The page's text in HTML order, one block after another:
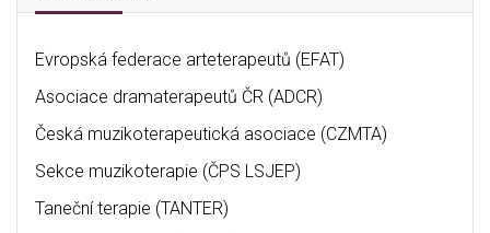
Evropská federace arteterapeutů (EFAT)
Asociace dramaterapeutů ČR (ADCR)
Česká muzikoterapeutická asociace (CZMTA)
Sekce muzikoterapie (ČPS LSJEP)
Taneční terapie (TANTER)